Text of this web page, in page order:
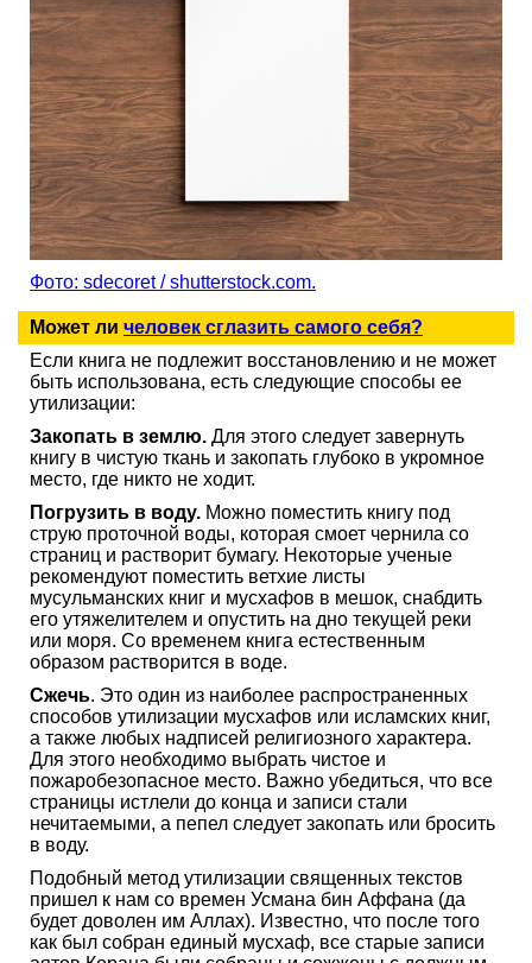
Фото: sdecoret / shutterstock.com.
Может ли человек сглазить самого себя?
Если книга не подлежит восстановлению и не может
быть использована, есть следующие способы ее
утилизации:
Закопать в землю. Для этого следует завернуть
книгу в чистую ткань и закопать глубоко в укромное
место, где никто не ходит.
Погрузить в воду. Можно поместить книгу под
струю проточной воды, которая смоет чернила со
страниц и растворит бумагу. Некоторые ученые
рекомендуют поместить ветхие листы
мусульманских книг и мусхафов в мешок, снабдить
его утяжелителем и опустить на дно текущей реки
или моря. Со временем книга естественным
образом растворится в воде.
Сжечь. Это один из наиболее распространенных
способов утилизации мусхафов или исламских книг,
а также любых надписей религиозного характера.
Для этого необходимо выбрать чистое и
пожаробезопасное место. Важно убедиться, что все
страницы истлели до конца и записи стали
нечитаемыми, а пепел следует закопать или бросить
в воду.
Подобный метод утилизации священных текстов
пришел к нам со времен Усмана бин Аффана (да
будет доволен им Аллах). Известно, что после того
как был собран единый мусхаф, все старые записи